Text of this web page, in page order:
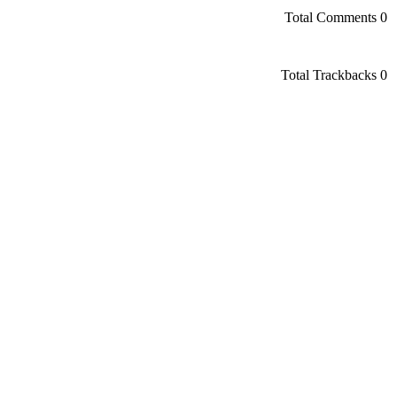
Total Comments 0
Total Trackbacks 0